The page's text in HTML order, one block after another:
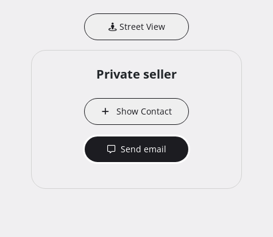
Street View
Private seller
Show Contact
Send email